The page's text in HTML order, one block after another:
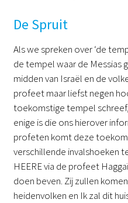
De Spruit
Als we spreken over ‘de
de tempel waar de Messias
midden van Israël en de
profeet maar liefst negen
toekomstige tempel
enige is die ons hierover
profeten komt deze
verschillende invalshoeken
HEERE via de profeet
doen beven. Zij zullen
heidenvolken en Ik zal dit